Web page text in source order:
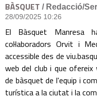
BÀSQUET / Redacció/
28/09/2025 10:26
El Bàsquet Manresa
col·laboradors Orvit i
accessible des de
web del club i que
de bàsquet de l'equip i
turística a la ciutat i la